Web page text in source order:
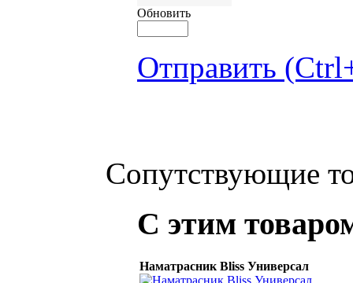
Обновить
Отправить
Сопутствующие
С этим
Наматрасник Bliss Универсал